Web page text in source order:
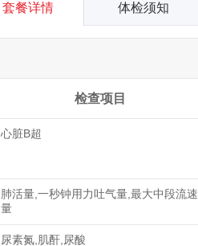
套餐详情 体检须知
检查项目
心脏B超
肺活量,一秒钟用力吐气量,最大中段流速
量
尿素氮,肌酐,尿酸